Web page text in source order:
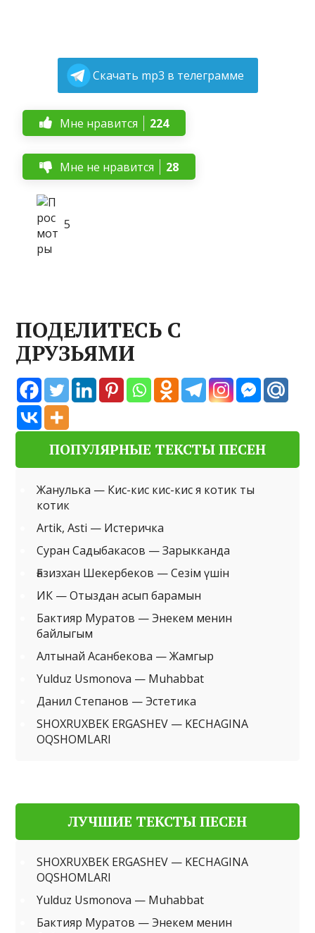
Скачать mp3 в телеграмме
Мне нравится 224
Мне не нравится 28
5
ПОДЕЛИТЕСЬ С
ДРУЗЬЯМИ
ПОПУЛЯРНЫЕ ТЕКСТЫ ПЕСЕН
Жанулька — Кис-кис кис-кис я котик ты
котик
Artik, Asti — Истеричка
Суран Садыбакасов — Зарыкканда
Ғазизхан Шекербеков — Сезім үшін
ИК — Отыздан асып барамын
Бактияр Муратов — Энекем менин
байлыгым
Алтынай Асанбекова — Жамгыр
Yulduz Usmonova — Muhabbat
Данил Степанов — Эстетика
SHOXRUXBEK ERGASHEV — KECHAGINA
OQSHOMLARI
ЛУЧШИЕ ТЕКСТЫ ПЕСЕН
SHOXRUXBEK ERGASHEV — KECHAGINA
OQSHOMLARI
Yulduz Usmonova — Muhabbat
Бактияр Муратов — Энекем менин